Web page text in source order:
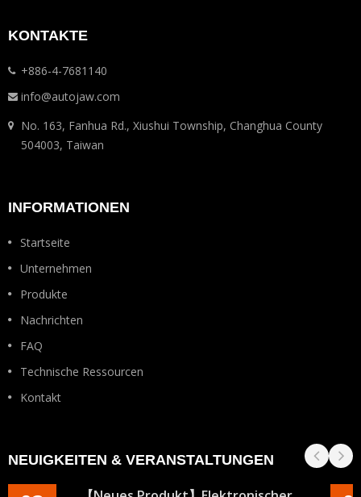
KONTAKTE
+886-4-7681140
info@autojaw.com
No. 163, Fanhua Rd., Xiushui Township, Changhua County
504003, Taiwan
INFORMATIONEN
Startseite
Unternehmen
Produkte
Nachrichten
FAQ
Technische Ressourcen
Kontakt
NEUIGKEITEN & VERANSTALTUNGEN